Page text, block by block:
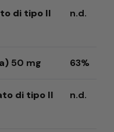
di tipo II
n.d.
50 mg 63%
di tipo II
n.d.